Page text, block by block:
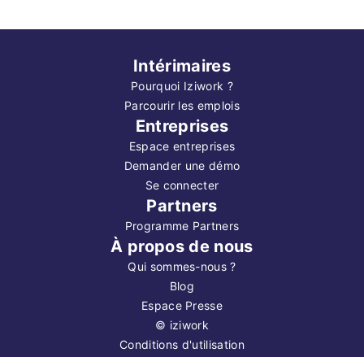
Intérimaires
Pourquoi Iziwork ?
Parcourir les emplois
Entreprises
Espace entreprises
Demander une démo
Se connecter
Partners
Programme Partners
À propos de nous
Qui sommes-nous ?
Blog
Espace Presse
© iziwork
Conditions d'utilisation